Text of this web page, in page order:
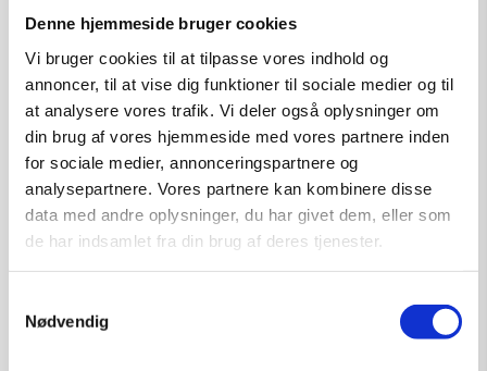
Denne hjemmeside bruger cookies
Vi bruger cookies til at tilpasse vores indhold og
annoncer, til at vise dig funktioner til sociale medier og til
at analysere vores trafik. Vi deler også oplysninger om
din brug af vores hjemmeside med vores partnere inden
for sociale medier, annonceringspartnere og
analysepartnere. Vores partnere kan kombinere disse
data med andre oplysninger, du har givet dem, eller som
de har indsamlet fra din brug af deres tjenester.
Nødvendig
25. januar 2011
Årsberetninger fra
Kunstforeningen
Årsberetning 2025